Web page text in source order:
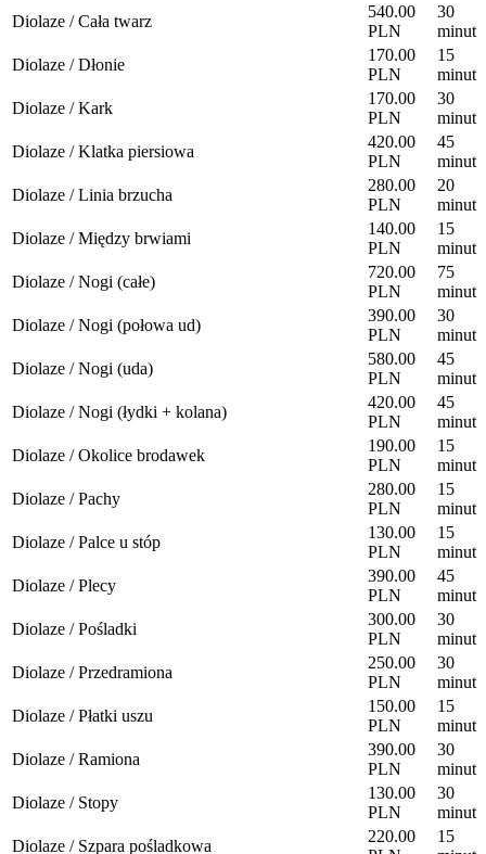
Diolaze / Cała twarz
540.00
PLN
30
minut
Diolaze / Dłonie
170.00
PLN
15
minut
Diolaze / Kark
170.00
PLN
30
minut
Diolaze / Klatka piersiowa
420.00
PLN
45
minut
Diolaze / Linia brzucha
280.00
PLN
20
minut
Diolaze / Między brwiami
140.00
PLN
15
minut
Diolaze / Nogi (całe)
720.00
PLN
75
minut
Diolaze / Nogi (połowa ud)
390.00
PLN
30
minut
Diolaze / Nogi (uda)
580.00
PLN
45
minut
Diolaze / Nogi (łydki + kolana)
420.00
PLN
45
minut
Diolaze / Okolice brodawek
190.00
PLN
15
minut
Diolaze / Pachy
280.00
PLN
15
minut
Diolaze / Palce u stóp
130.00
PLN
15
minut
Diolaze / Plecy
390.00
PLN
45
minut
Diolaze / Pośladki
300.00
PLN
30
minut
Diolaze / Przedramiona
250.00
PLN
30
minut
Diolaze / Płatki uszu
150.00
PLN
15
minut
Diolaze / Ramiona
390.00
PLN
30
minut
Diolaze / Stopy
130.00
PLN
30
minut
Diolaze / Szpara pośladkowa
220.00
15